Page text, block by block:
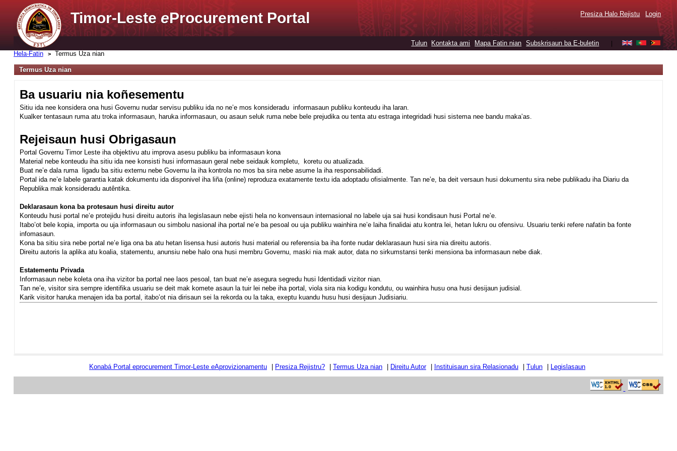
Timor-LesteeProcurement Portal Presiza Halo Rejistu Login
Tulun Kontakta ami Mapa Fatin nian Subskrisaun ba E-buletin
Hela-Fatin Termus Uza nian
Termus Uza nian
Ba usuariu nia koñesementu
Sitiu ida nee konsidera ona husi Governu nudar servisu publiku ida no ne’e mos konsideradu informasaun publiku konteudu iha laran.
Kualker tentasaun ruma atu troka informasaun, haruka informasaun, ou asaun seluk ruma nebe bele prejudika ou tenta atu estraga integridadi husi sistema nee bandu maka’as.
Rejeisaun husi Obrigasaun
Portal Governu Timor Leste iha objektivu atu improva asesu publiku ba informasaun kona
Material nebe konteudu iha sitiu ida nee konsisti husi informasaun geral nebe seidauk kompletu, koretu ou atualizada.
Buat ne’e dala ruma ligadu ba sitiu externu nebe Governu la iha kontrola no mos ba sira nebe asume la iha responsabilidadi.
Portal ida ne’e labele garantia katak dokumentu ida disponivel iha liña (online) reproduza exatamente textu ida adoptadu ofisialmente. Tan ne’e, ba deit versaun husi dokumentu sira nebe publikadu iha Diariu da
Republika mak konsideradu autêntika.
Deklarasaun kona ba protesaun husi direitu autor
Konteudu husi portal ne’e protejidu husi direitu autoris iha legislasaun nebe ejisti hela no konvensaun internasional no labele uja sai husi kondisaun husi Portal ne’e.
Itabo’ot bele kopia, importa ou uja informasaun ou simbolu nasional iha portal ne’e ba pesoal ou uja publiku wainhira ne’e laiha finalidai atu kontra lei, hetan lukru ou ofensivu. Usuariu tenki refere nafatin ba fonte
infomasaun.
Kona ba sitiu sira nebe portal ne’e liga ona ba atu hetan lisensa husi autoris husi material ou referensia ba iha fonte nudar deklarasaun husi sira nia direitu autoris.
Direitu autoris la aplika atu koalia, statementu, anunsiu nebe halo ona husi membru Governu, maski nia mak autor, data no sirkumstansi tenki mensiona ba informasaun nebe diak.
Estatementu Privada
Informasaun nebe koleta ona iha vizitor ba portal nee laos pesoal, tan buat ne’e asegura segredu husi Identidadi vizitor nian.
Tan ne’e, visitor sira sempre identifika usuariu se deit mak komete asaun la tuir lei nebe iha portal, viola sira nia kodigu kondutu, ou wainhira husu ona husi desijaun judisial.
Karik visitor haruka menajen ida ba portal, itabo’ot nia dirisaun sei la rekorda ou la taka, exeptu kuandu husu husi desijaun Judisiariu.
Konabá Portal eprocurement Timor-Leste eAprovizionamentu Presiza Rejistru? Termus Uza nian Direitu Autor Instituisaun sira Relasionadu Tulun Legislasaun